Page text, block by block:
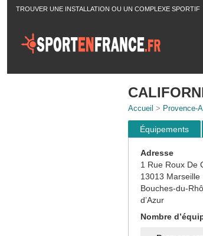
TROUVER UNE INSTALLATION OU UN COMPLEXE SPORTIF
Accueil > Provence-
Équipements
Adresse
1 Rue Roux De
13013 Marseille
Bouches-du-
d’Azur
Nombre